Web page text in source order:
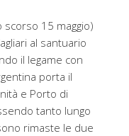
15 maggio)
al santuario
il legame con
porta il
e Porto di
tanto lungo
rimaste le due